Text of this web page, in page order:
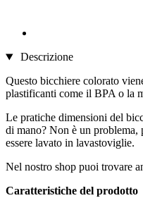
Descrizione
Questo bicchiere colorato
plastificanti come il BPA o la
Le pratiche dimensioni del
di mano? Non è un
essere lavato in lavastoviglie.
Nel nostro shop puoi trovare
Caratteristiche del prodotto